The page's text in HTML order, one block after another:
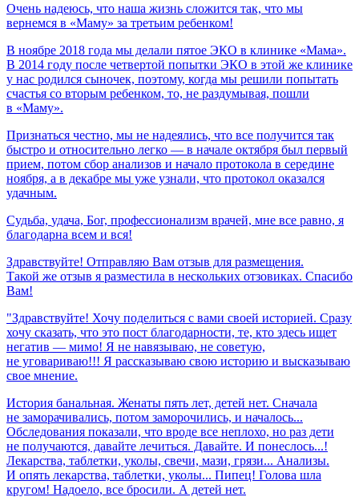
Очень надеюсь, что наша жизнь сложится так, что мы
вернемся в «Маму» за третьим ребенком!
В ноябре 2018 года мы делали пятое ЭКО в клинике «Мама».
В 2014 году после четвертой попытки ЭКО в этой же клинике
у нас родился сыночек, поэтому, когда мы решили попытать
счастья со вторым ребенком, то, не раздумывая, пошли
в «Маму».
Признаться честно, мы не надеялись, что все получится так
быстро и относительно легко — в начале октября был первый
прием, потом сбор анализов и начало протокола в середине
ноября, а в декабре мы уже узнали, что протокол оказался
удачным.
Судьба, удача, Бог, профессионализм врачей, мне все равно, я
благодарна всем и вся!
Здравствуйте! Отправляю Вам отзыв для размещения.
Такой же отзыв я разместила в нескольких отзовиках. Спасибо
Вам!
"Здравствуйте! Хочу поделиться с вами своей историей. Сразу
хочу сказать, что это пост благодарности, те, кто здесь ищет
негатив — мимо! Я не навязываю, не советую,
не уговариваю!!! Я рассказываю свою историю и высказываю
свое мнение.
История банальная. Женаты пять лет, детей нет. Сначала
не заморачивались, потом заморочились, и началось...
Обследования показали, что вроде все неплохо, но раз дети
не получаются, давайте лечиться. Давайте. И понеслось...!
Лекарства, таблетки, уколы, свечи, мази, грязи... Анализы.
И опять лекарства, таблетки, уколы... Пипец! Голова шла
кругом! Надоело, все бросили. А детей нет.